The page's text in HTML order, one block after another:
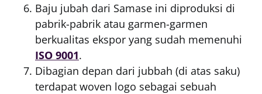
Baju jubah dari Samase ini diproduksi di
pabrik-pabrik atau garmen-garmen
berkualitas ekspor yang sudah memenuhi
ISO 9001.
Dibagian depan dari jubbah (di atas saku)
terdapat woven logo sebagai sebuah